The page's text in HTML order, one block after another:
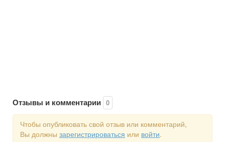
Отзывы и комментарии 0
Чтобы опубликовать свой отзыв или комментарий,
Вы должны зарегистрироваться или войти.